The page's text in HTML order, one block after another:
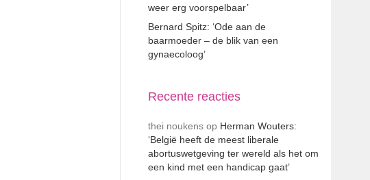
weer erg voorspelbaar’
Bernard Spitz: ‘Ode aan de
baarmoeder – de blik van een
gynaecoloog’
Recente reacties
thei noukensop Herman Wouters:
‘België heeft de meest liberale
abortuswetgeving ter wereld als het om
een kind met een handicap gaat’